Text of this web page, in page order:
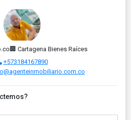
Cartagena Bienes Raíces
+573184167890